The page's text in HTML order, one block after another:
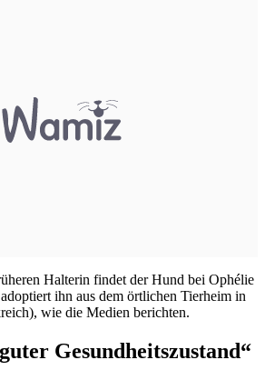
Halterin findet der Hund bei Ophélie
ihn aus dem örtlichen Tierheim in
wie die Medien berichten.
Gesundheitszustand“